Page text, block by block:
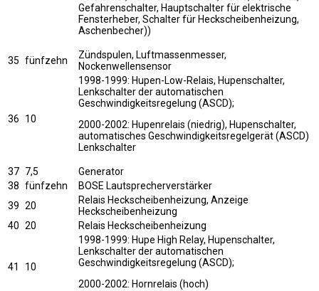
Gefahrenschalter, Hauptschalter für elektrische
Fensterheber, Schalter für Heckscheibenheizung,
Aschenbecher))
35 fünfzehn
Zündspulen, Luftmassenmesser,
Nockenwellensensor
36 10
1998-1999: Hupen-Low-Relais, Hupenschalter,
Lenkschalter der automatischen
Geschwindigkeitsregelung (ASCD);
2000-2002: Hupenrelais (niedrig), Hupenschalter,
automatisches Geschwindigkeitsregelgerät (ASCD)
Lenkschalter
37 7,5
Generator
38 fünfzehn
BOSE Lautsprecherverstärker
39 20
Relais Heckscheibenheizung, Anzeige
Heckscheibenheizung
40 20 Relais Heckscheibenheizung
41 10
1998-1999: Hupe High Relay, Hupenschalter,
Lenkschalter der automatischen
Geschwindigkeitsregelung (ASCD);
2000-2002: Hornrelais (hoch)